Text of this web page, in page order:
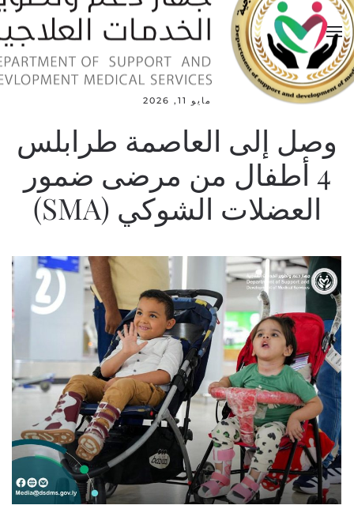
مايو 11, 2026
وصل إلى العاصمة طرابلس
4 أطفال من مرضى ضمور
العضلات الشوكي (SMA)